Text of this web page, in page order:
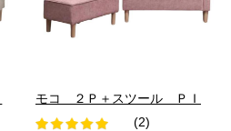
モコ ２Ｐ＋スツール ＰＩ
(2)